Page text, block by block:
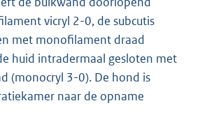
vicryl 2-0, de subcutis
met monofilament draad
huid intradermaal gesloten met
(monocryl 3-0). De hond is
naar de opname